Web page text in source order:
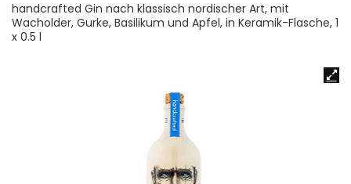
handcrafted Gin nach klassisch nordischer Art, mit
Wacholder, Gurke, Basilikum und Apfel, in Keramik-Flasche, 1
x 0.5 l